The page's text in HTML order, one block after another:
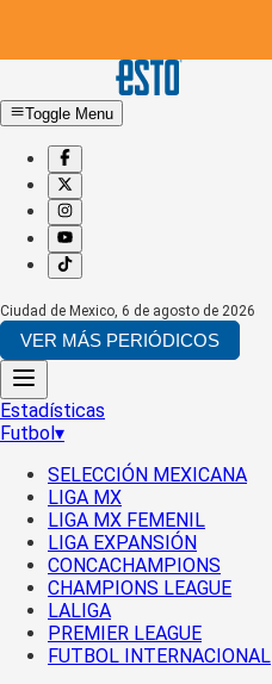
Toggle Menu
Ciudad de Mexico, 6 de agosto de 2026
VER MÁS PERIÓDICOS
Estadísticas
Futbol▾
SELECCIÓN MEXICANA
LIGA MX
LIGA MX FEMENIL
LIGA EXPANSIÓN
CONCACHAMPIONS
CHAMPIONS LEAGUE
LALIGA
PREMIER LEAGUE
FUTBOL INTERNACIONAL